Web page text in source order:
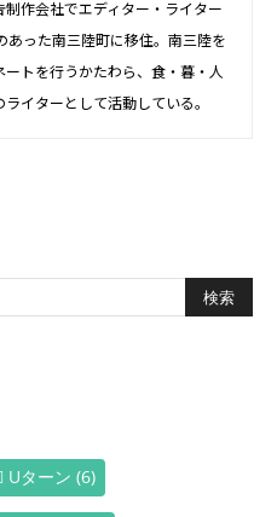
作会社でエディター・ライター
った南三陸町に移住。南三陸を
トを行うかたわら、食・暮・人
イターとして活動している。
Uターン (6)